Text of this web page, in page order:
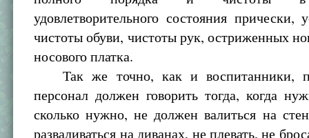
удовлетворительного состояния прически,
чистоты обуви, чистоты рук, остриженных
носового платка.
Так же точно, как и воспитанники,
персонал должен говорить тогда, когда
сколько нужно, не должен валиться на
разваливаться на диванах, не плевать, не